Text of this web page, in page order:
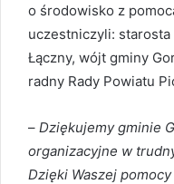
o środowisko z
uczestniczyli:
Łączny, wójt gminy
radny Rady Powiatu
– Dziękujemy gminie
organizacyjne w
Dzięki Waszej